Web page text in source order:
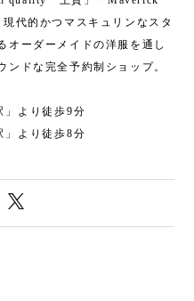
代的かつマスキュリンなスタ
オーダーメイドの洋服を通し
ドな完全予約制ショップ。
より徒歩9分
より徒歩8分